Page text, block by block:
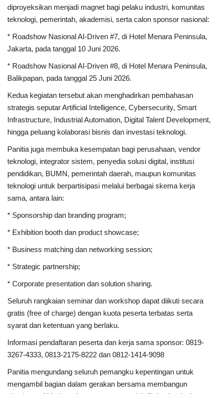
diproyeksikan menjadi magnet bagi pelaku industri, komunitas
teknologi, pemerintah, akademisi, serta calon sponsor nasional:
* Roadshow Nasional AI-Driven #7, di Hotel Menara Peninsula,
Jakarta, pada tanggal 10 Juni 2026.
* Roadshow Nasional AI-Driven #8, di Hotel Menara Peninsula,
Balikpapan, pada tanggal 25 Juni 2026.
Kedua kegiatan tersebut akan menghadirkan pembahasan
strategis seputar Artificial Intelligence, Cybersecurity, Smart
Infrastructure, Industrial Automation, Digital Talent Development,
hingga peluang kolaborasi bisnis dan investasi teknologi.
Panitia juga membuka kesempatan bagi perusahaan, vendor
teknologi, integrator sistem, penyedia solusi digital, institusi
pendidikan, BUMN, pemerintah daerah, maupun komunitas
teknologi untuk berpartisipasi melalui berbagai skema kerja
sama, antara lain:
* Sponsorship dan branding program;
* Exhibition booth dan product showcase;
* Business matching dan networking session;
* Strategic partnership;
* Corporate presentation dan solution sharing.
Seluruh rangkaian seminar dan workshop dapat diikuti secara
gratis (free of charge) dengan kuota peserta terbatas serta
syarat dan ketentuan yang berlaku.
Informasi pendaftaran peserta dan kerja sama sponsor: 0819-
3267-4333, 0813-2175-8222 dan 0812-1414-9098
Panitia mengundang seluruh pemangku kepentingan untuk
mengambil bagian dalam gerakan bersama membangun